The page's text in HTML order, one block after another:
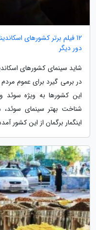
12 فیلم برتر کشورهای
دور دیگر
شاید سینمای کشورهای
در برمی گیرد برای عموم
این کشورها به ویژه سوئد
شناخت بهتر سینمای
اینگمار برگمان از این کشور